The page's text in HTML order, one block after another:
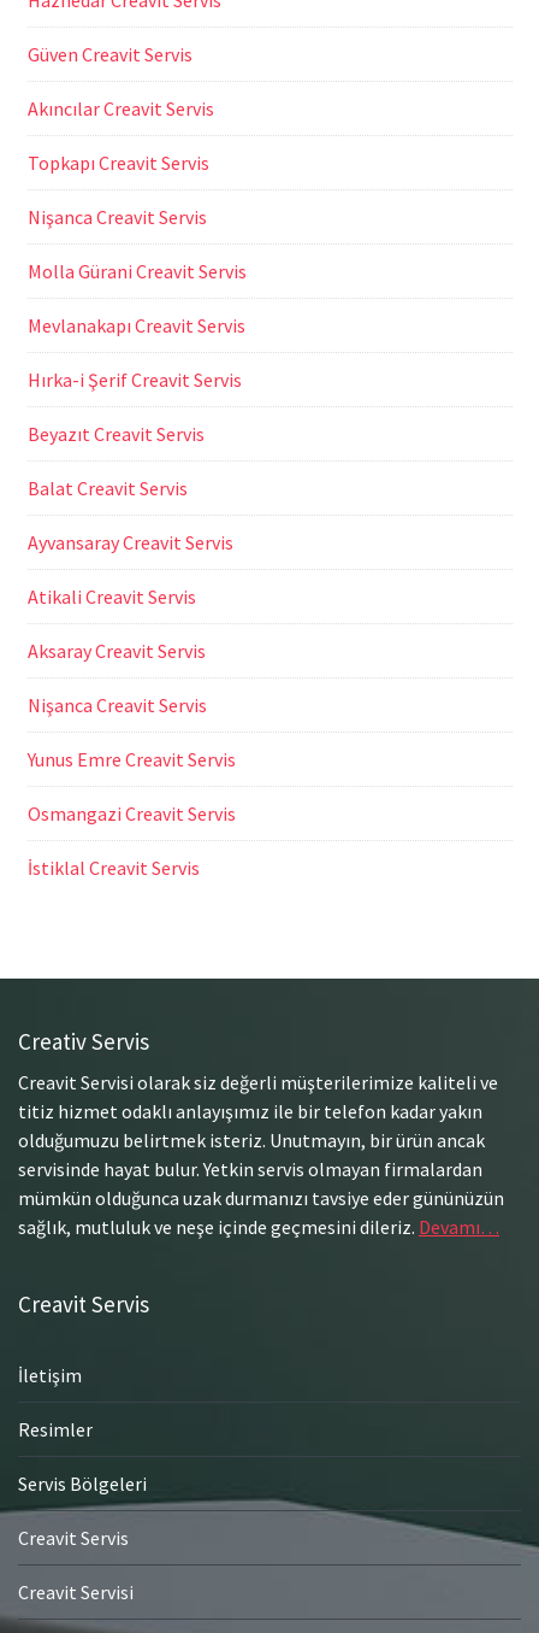
Güven Creavit Servis
Akıncılar Creavit Servis
Topkapı Creavit Servis
Nişanca Creavit Servis
Molla Gürani Creavit Servis
Mevlanakapı Creavit Servis
Hırka-i Şerif Creavit Servis
Beyazıt Creavit Servis
Balat Creavit Servis
Ayvansaray Creavit Servis
Atikali Creavit Servis
Aksaray Creavit Servis
Nişanca Creavit Servis
Yunus Emre Creavit Servis
Osmangazi Creavit Servis
İstiklal Creavit Servis
Creativ Servis
Creavit Servisi olarak siz değerli müşterilerimize kaliteli ve
titiz hizmet odaklı anlayışımız ile bir telefon kadar yakın
olduğumuzu belirtmek isteriz. Unutmayın, bir ürün ancak
servisinde hayat bulur. Yetkin servis olmayan firmalardan
mümkün olduğunca uzak durmanızı tavsiye eder gününüzün
sağlık, mutluluk ve neşe içinde geçmesini dileriz. Devamı…
Creavit Servis
İletişim
Resimler
Servis Bölgeleri
Creavit Servis
Creavit Servisi